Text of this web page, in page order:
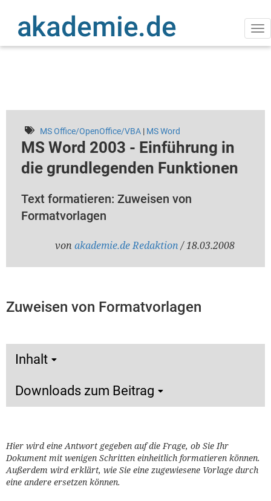
Inhalt
MS Office/OpenOffice/VBA| MS Word
MS Word 2003 - Einführung in
die grundlegenden Funktionen
Text formatieren: Zuweisen von
Formatvorlagen
von akademie.de Redaktion / 18.03.2008
Zuweisen von Formatvorlagen
Inhalt
Downloads zum Beitrag
Hier wird eine Antwort gegeben auf die Frage, ob Sie Ihr
Dokument mit wenigen Schritten einheitlich formatieren können.
Außerdem wird erklärt, wie Sie eine zugewiesene Vorlage durch
eine andere ersetzen können.